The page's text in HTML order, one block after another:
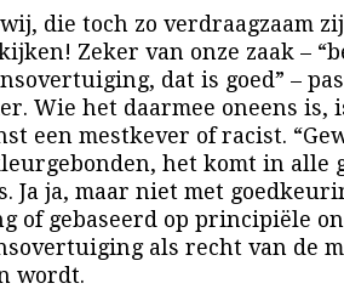
die toch zo verdraagzaam
Zeker van onze zaak –
dat is goed” –
Wie het daarmee oneens is,
een mestkever of racist.
het komt in alle
Ja ja, maar niet met
of gebaseerd op principiële
als recht van de
wordt.